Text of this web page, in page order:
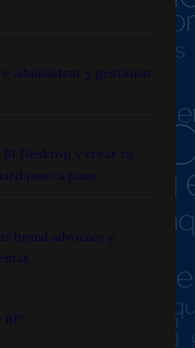
administrar y gestionar
Desktop y crear tu
paso a paso
brand advocacy y
BI?